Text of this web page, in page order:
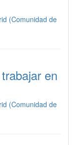
(Comunidad de
en
(Comunidad de